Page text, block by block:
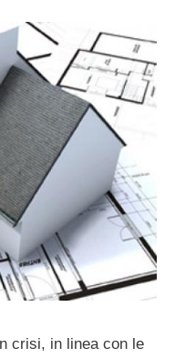
crisi, in linea con le